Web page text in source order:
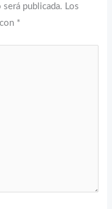
publicada. Los
*